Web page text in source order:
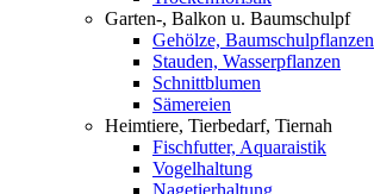
Garten-, Balkon u. Baumschulpf
Gehölze, Baumschulpflanzen
Stauden, Wasserpflanzen
Schnittblumen
Sämereien
Heimtiere, Tierbedarf, Tiernah
Fischfutter, Aquaraistik
Vogelhaltung
Nagetierhaltung